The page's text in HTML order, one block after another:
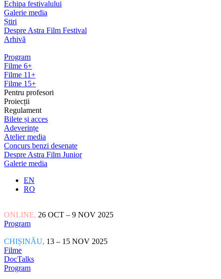
Echipa festivalului
Galerie media
Știri
Despre Astra Film Festival
Arhivă
Program
Filme 6+
Filme 11+
Filme 15+
Pentru profesori
Proiecții
Regulament
Bilete și acces
Adeverințe
Atelier media
Concurs benzi desenate
Despre Astra Film Junior
Galerie media
EN
RO
ONLINE, 26 OCT – 9 NOV 2025
Program
CHIȘINĂU, 13 – 15 NOV 2025
Filme
DocTalks
Program